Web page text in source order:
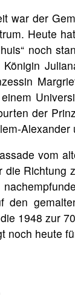
war der
Heute
noch
Königin
der
vom
die Richtung
den
1948 zur
noch heute